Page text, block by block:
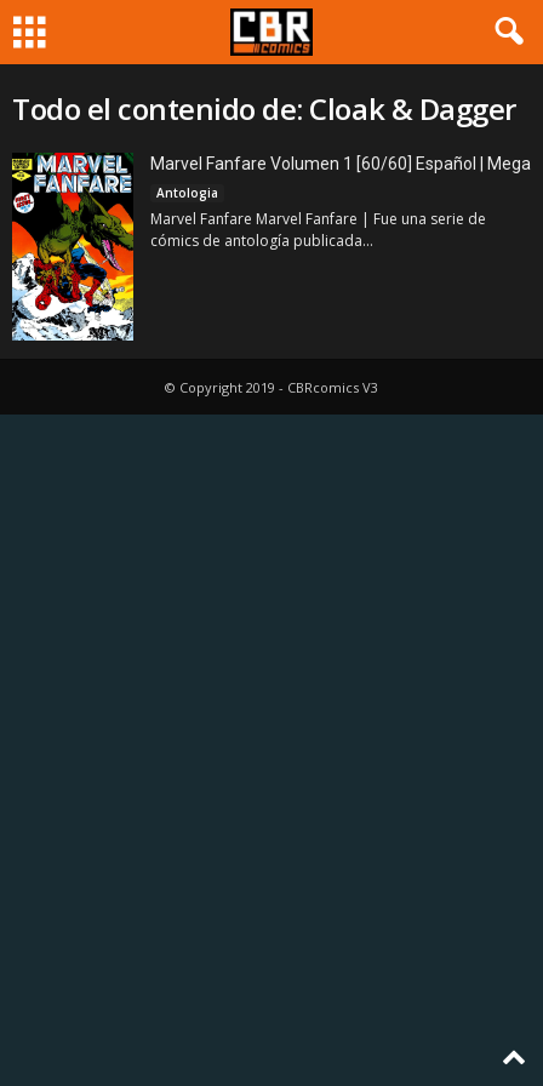
Todo el contenido de: Cloak & Dagger
Marvel Fanfare Volumen 1 [60/60] Español | Mega
Antologia
Marvel Fanfare Marvel Fanfare | Fue una serie de
cómics de antología publicada...
© Copyright 2019 - CBRcomics V3